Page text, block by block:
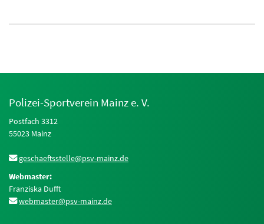
Polizei-Sportverein Mainz e. V.
Postfach 3312
55023 Mainz
geschaeftsstelle@psv-mainz.de
Webmaster:
Franziska Dufft
webmaster@psv-mainz.de